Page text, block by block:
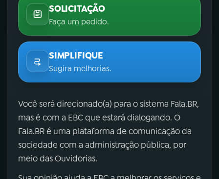
SOLICITAÇÃO
Faça um pedido.
SIMPLIFIQUE
Sugira melhorias.
Você será direcionado(a) para o sistema Fala.BR,
mas é com a EBC que estará dialogando. O
Fala.BR é uma plataforma de comunicação da
sociedade com a administração pública, por
meio das Ouvidorias.